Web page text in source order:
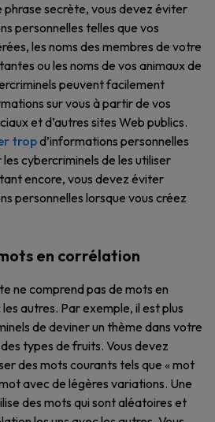
phrase secrète, vous devez éviter
personnelles telles que vos
les noms des membres de votre
ou les noms de vos animaux de
peuvent facilement
sur vous à partir de vos
et d’autres sites Web publics.
tropd’informations personnelles
cybercriminels de les utiliser
encore, vous devez éviter
personnelles lorsque vous créez
en corrélation
ne comprend pas de mots en
autres. Par exemple, il est plus
de deviner un thème dans votre
types de fruits. Vous devez
des mots courants tels que « mot
avec de légères variations. Une
des mots qui sont aléatoires et